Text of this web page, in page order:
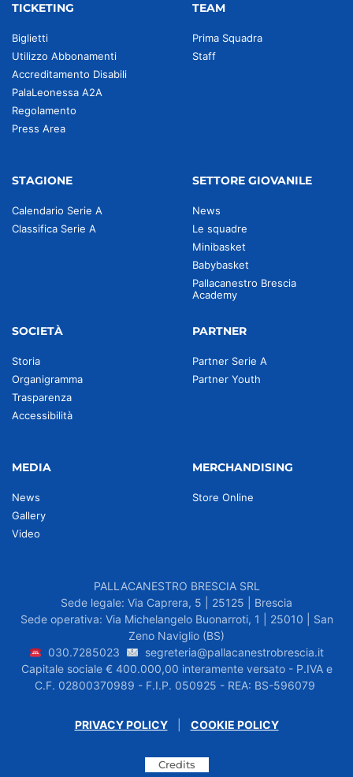
TICKETING
Biglietti
Utilizzo Abbonamenti
Accreditamento Disabili
PalaLeonessa A2A
Regolamento
Press Area
TEAM
Prima Squadra
Staff
STAGIONE
Calendario Serie A
Classifica Serie A
SETTORE GIOVANILE
News
Le squadre
Minibasket
Babybasket
Pallacanestro Brescia
Academy
SOCIETÀ
Storia
Organigramma
Trasparenza
Accessibilità
PARTNER
Partner Serie A
Partner Youth
MEDIA
News
Gallery
Video
MERCHANDISING
Store Online
PALLACANESTRO BRESCIA SRL
Sede legale: Via Caprera, 5 | 25125 | Brescia
Sede operativa: Via Michelangelo Buonarroti, 1 | 25010 | San
Zeno Naviglio (BS)
030.7285023
segreteria@pallacanestrobrescia.it
Capitale sociale € 400.000,00 interamente versato - P.IVA e
C.F. 02800370989 - F.I.P. 050925 - REA: BS-596079
PRIVACY POLICY| COOKIE POLICY
Credits